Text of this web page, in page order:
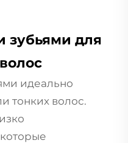
зубьями для
идеально
тонких волос.